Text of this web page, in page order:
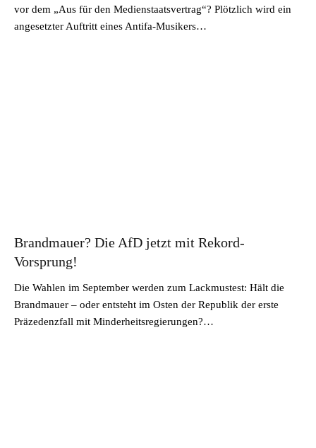
vor dem „Aus für den Medienstaatsvertrag“? Plötzlich wird ein
angesetzter Auftritt eines Antifa-Musikers…
Brandmauer? Die AfD jetzt mit Rekord-
Vorsprung!
Die Wahlen im September werden zum Lackmustest: Hält die
Brandmauer – oder entsteht im Osten der Republik der erste
Präzedenzfall mit Minderheitsregierungen?…